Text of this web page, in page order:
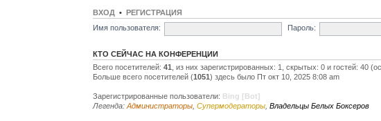
ВХОД •РЕГИСТРАЦИЯ
Имя пользователя:
Пароль:
КТО СЕЙЧАС НА КОНФЕРЕНЦИИ
Всего посетителей:41 , из них зарегистрированных: 1, скрытых: 0 и гостей: 40
Больше всего посетителей (1051) здесь было Пт окт 10, 2025 8:08 am
Зарегистрированные пользователи: Bing [Bot]
Легенда:Администраторы ,Супермодераторы ,Владельцы Белых Боксеров